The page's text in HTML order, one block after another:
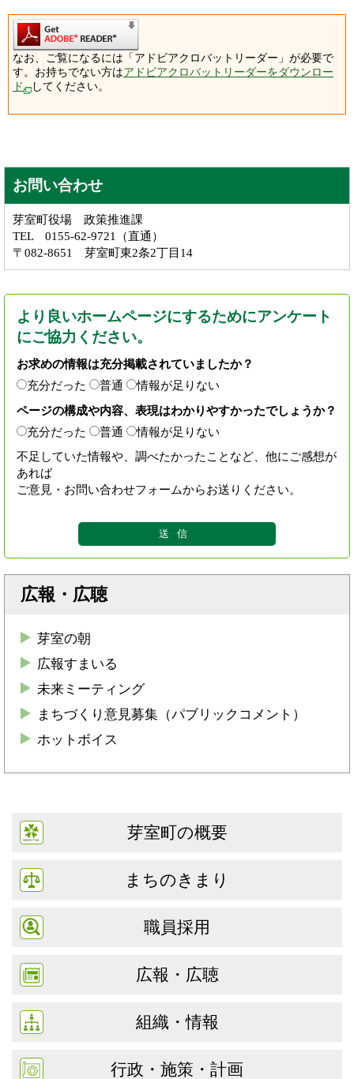
なお、ご覧になるには「アドビアクロバットリーダー」が必要で
す。お持ちでない方はアドビアクロバットリーダーをダウンロー
ド
してください。
お問い合わせ
芽室町役場 政策推進課
TEL 0155-62-9721（直通）
〒082-8651 芽室町東2条2丁目14
より良いホームページにするためにアンケート
にご協力ください。
お求めの情報は充分掲載されていましたか？
充分だった
普通
情報が足りない
ページの構成や内容、表現はわかりやすかったでしょうか？
充分だった
普通
情報が足りない
不足していた情報や、調べたかったことなど、他にご感想が
あれば
ご意見・お問い合わせフォームからお送りください。
広報・広聴
芽室の朝
広報すまいる
未来ミーティング
まちづくり意見募集（パブリックコメント）
ホットボイス
芽室町の概要
まちのきまり
職員採用
広報・広聴
組織・情報
行政・施策・計画